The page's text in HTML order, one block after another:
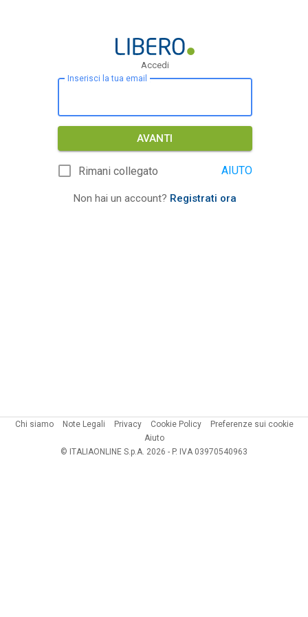
Accedi
Inserisci la tua email
AVANTI
Rimani collegato AIUTO
Non hai un account? Registrati ora
Chi siamo Note Legali Privacy Cookie Policy
Preferenze sui cookie
Aiuto
© ITALIAONLINE S.p.A. 2026 - P. IVA 03970540963